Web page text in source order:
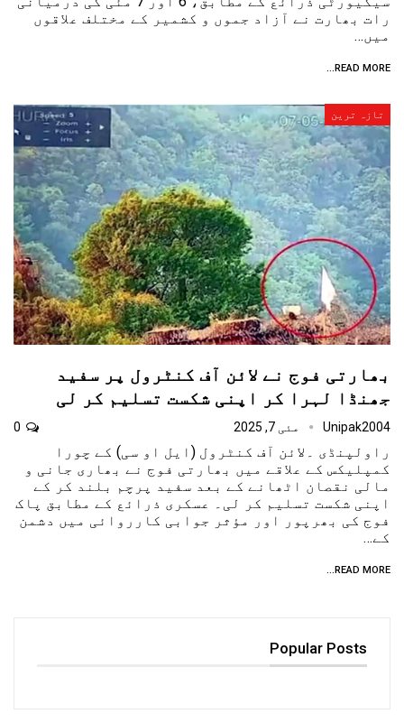
رات بھارت نے آزاد جموں و کشمیر کے مختلف علاقوں
میں…
READ MORE...
تازہ ترین
بھارتی فوج نے لائن آف کنٹرول پر سفید
جھنڈا لہرا کر اپنی شکست تسلیم کر لی
Unipak2004 مئی 7, 2025
راولپنڈی ۔لائن آف کنٹرول (ایل او سی) کے چورا
کمپلیکس کے علاقے میں بھارتی فوج نے بھاری جانی و
مالی نقصان اٹھانے کے بعد سفید پرچم بلند کر کے
اپنی شکست تسلیم کر لی۔ عسکری ذرائع کے مطابق پاک
فوج کی بھرپور اور مؤثر جوابی کارروائی میں دشمن
کے…
READ MORE...
Popular Posts